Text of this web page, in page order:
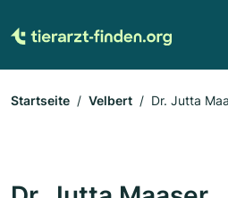
Startseite Velbert Dr. Jutta